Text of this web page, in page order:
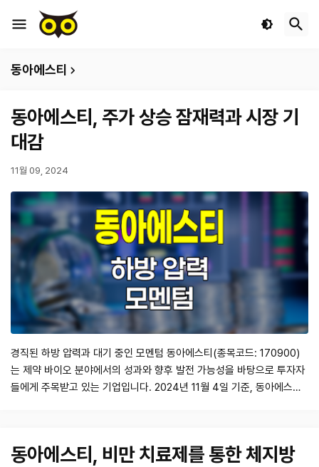
동아에스티
동아에스티, 주가 상승 잠재력과 시장 기
대감
11월 09, 2024
경직된 하방 압력과 대기 중인 모멘텀 동아에스티(종목코드: 170900)
는 제약 바이오 분야에서의 성과와 향후 발전 가능성을 바탕으로 투자자
들에게 주목받고 있는 기업입니다. 2024년 11월 4일 기준, 동아에스티
업이익 모두 시장 기대…
동아에스티, 비만 치료제를 통한 체지방